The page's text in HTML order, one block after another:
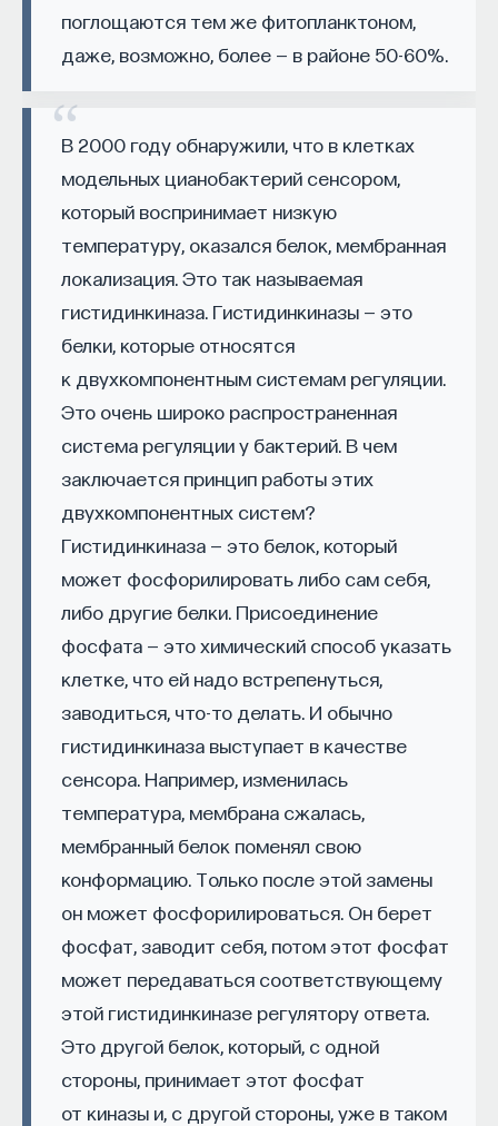
поглощаются тем же фитопланктоном,
даже, возможно, более — в районе 50-60%.
В 2000 году обнаружили, что в клетках
модельных цианобактерий сенсором,
который воспринимает низкую
температуру, оказался белок, мембранная
локализация. Это так называемая
гистидинкиназа. Гистидинкиназы — это
белки, которые относятся
к двухкомпонентным системам регуляции.
Это очень широко распространенная
система регуляции у бактерий. В чем
заключается принцип работы этих
двухкомпонентных систем?
Гистидинкиназа — это белок, который
может фосфорилировать либо сам себя,
либо другие белки. Присоединение
фосфата — это химический способ указать
клетке, что ей надо встрепенуться,
заводиться, что-то делать. И обычно
гистидинкиназа выступает в качестве
сенсора. Например, изменилась
температура, мембрана сжалась,
мембранный белок поменял свою
конформацию. Только после этой замены
он может фосфорилироваться. Он берет
фосфат, заводит себя, потом этот фосфат
может передаваться соответствующему
этой гистидинкиназе регулятору ответа.
Это другой белок, который, с одной
стороны, принимает этот фосфат
от киназы и, с другой стороны, уже в таком
ФИЛОСОФСКИЙ ПОИСК: НАЧАЛА
КУРС
Философский поиск: начала
СОХРАНИТЬ КУРС
Внеси свой вклад в дело
просвещения!
ПОДДЕРЖАТЬ ПОСТНАУКУ